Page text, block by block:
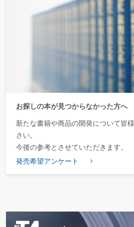
お探しの本が見つからなかった方へ
新たな書籍や商品の開発について皆
さい。
今後の参考とさせていただきます。
発売希望アンケート